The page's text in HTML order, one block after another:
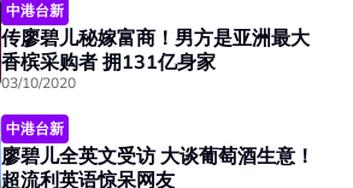
中港台新
传廖碧儿秘嫁富商！男方是亚洲最大
香槟采购者 拥131亿身家
03/10/2020
中港台新
廖碧儿全英文受访 大谈葡萄酒生意！
超流利英语惊呆网友